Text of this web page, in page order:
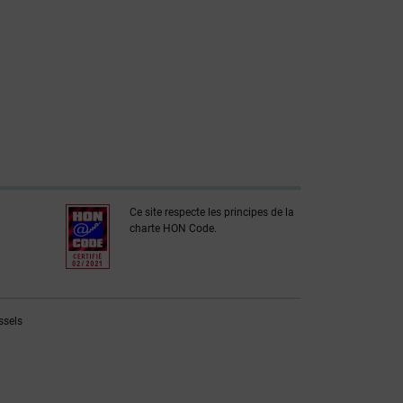
Ce site respecte les principes de la
charte HON Code.